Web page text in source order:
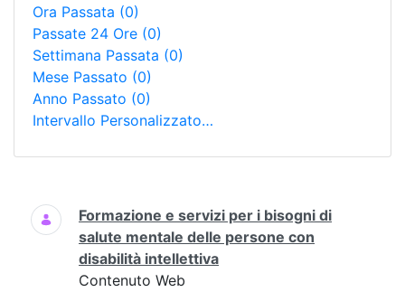
Ora Passata (0)
Passate 24 Ore (0)
Settimana Passata (0)
Mese Passato (0)
Anno Passato (0)
Intervallo Personalizzato…
Ricerca
Formazione e servizi per i bisogni di
salute mentale delle persone con
disabilità intellettiva
Contenuto Web